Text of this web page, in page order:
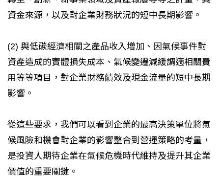
資金來源，以及對企業財務狀況的短中長期影響。
(2) 與低碳經濟相關之產品收入增加、因氣候事件對
資產造成的實體損失成本、氣候變遷減緩調適相關費
用等等項目，對企業財務績效及現金流量的短中長期
影響。
從這些要求，我們可以看到企業的最高決策單位將氣
候風險和機會對企業的影響整合到營運策略的考量，
是投資人期待企業在氣候危機時代維持及提升其企業
價值的重要關鍵。